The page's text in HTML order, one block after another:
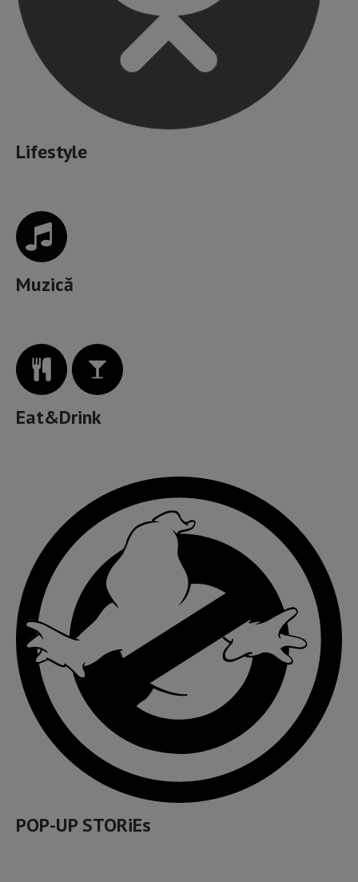
Lifestyle
Muzică
Eat&Drink
POP-UP STORiEs